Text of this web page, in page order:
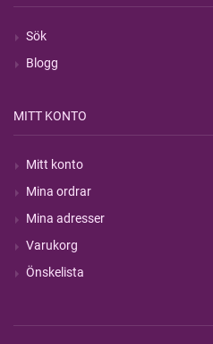
Sök
Blogg
MITT KONTO
Mitt konto
Mina ordrar
Mina adresser
Varukorg
Önskelista